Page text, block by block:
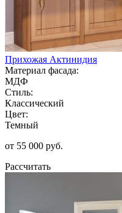
Прихожая Актинидия
Материал фасада:
МДФ
Стиль:
Классический
Цвет:
Темный
от 55 000 руб.
Рассчитать